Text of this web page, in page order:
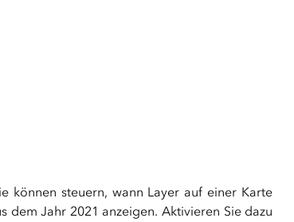
können steuern, wann Layer auf einer Karte
dem Jahr 2021 anzeigen. Aktivieren Sie dazu